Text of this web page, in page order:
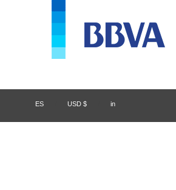
ES USD $ in